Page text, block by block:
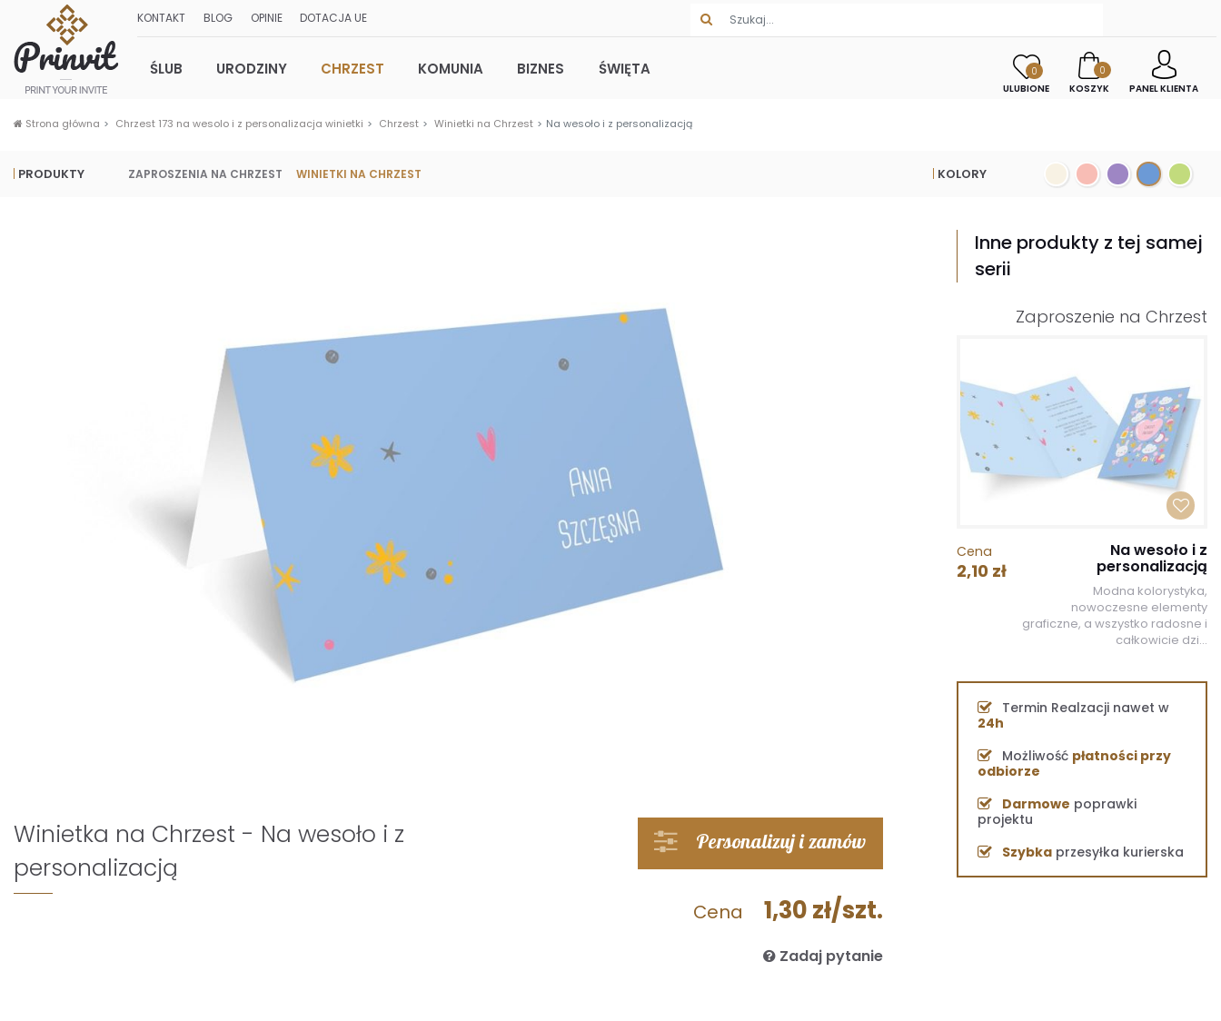
KONTAKT BLOG OPINIE DOTACJA UE
ŚLUB URODZINY CHRZEST KOMUNIA BIZNES ŚWIĘTA
0
ULUBIONE
0
KOSZYK
PANEL KLIENTA
Strona główna Chrzest 173 na wesolo i z personalizacja winietki Chrzest Winietki na Chrzest Na wesoło i z personalizacją
PRODUKTY ZAPROSZENIA NA CHRZEST WINIETKI NA CHRZEST KOLORY
Cena 1,30 zł/szt.
Personalizuj i zamów
Zadaj pytanie
Winietka na Chrzest - Na wesoło i z
personalizacją
Inne produkty z tej samej
serii
Zaproszenie na Chrzest
Cena
2,10 zł
Na wesoło i z
personalizacją
Modna kolorystyka,
nowoczesne elementy
graficzne, a wszystko radosne i
całkowicie dzi...
Termin Realzacji nawet w
24h
Możliwość płatności przy
odbiorze
Darmowe poprawki
projektu
Szybka przesyłka kurierska